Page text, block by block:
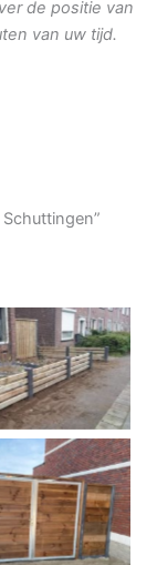
de positie van
van uw tijd.
voortuin
poort